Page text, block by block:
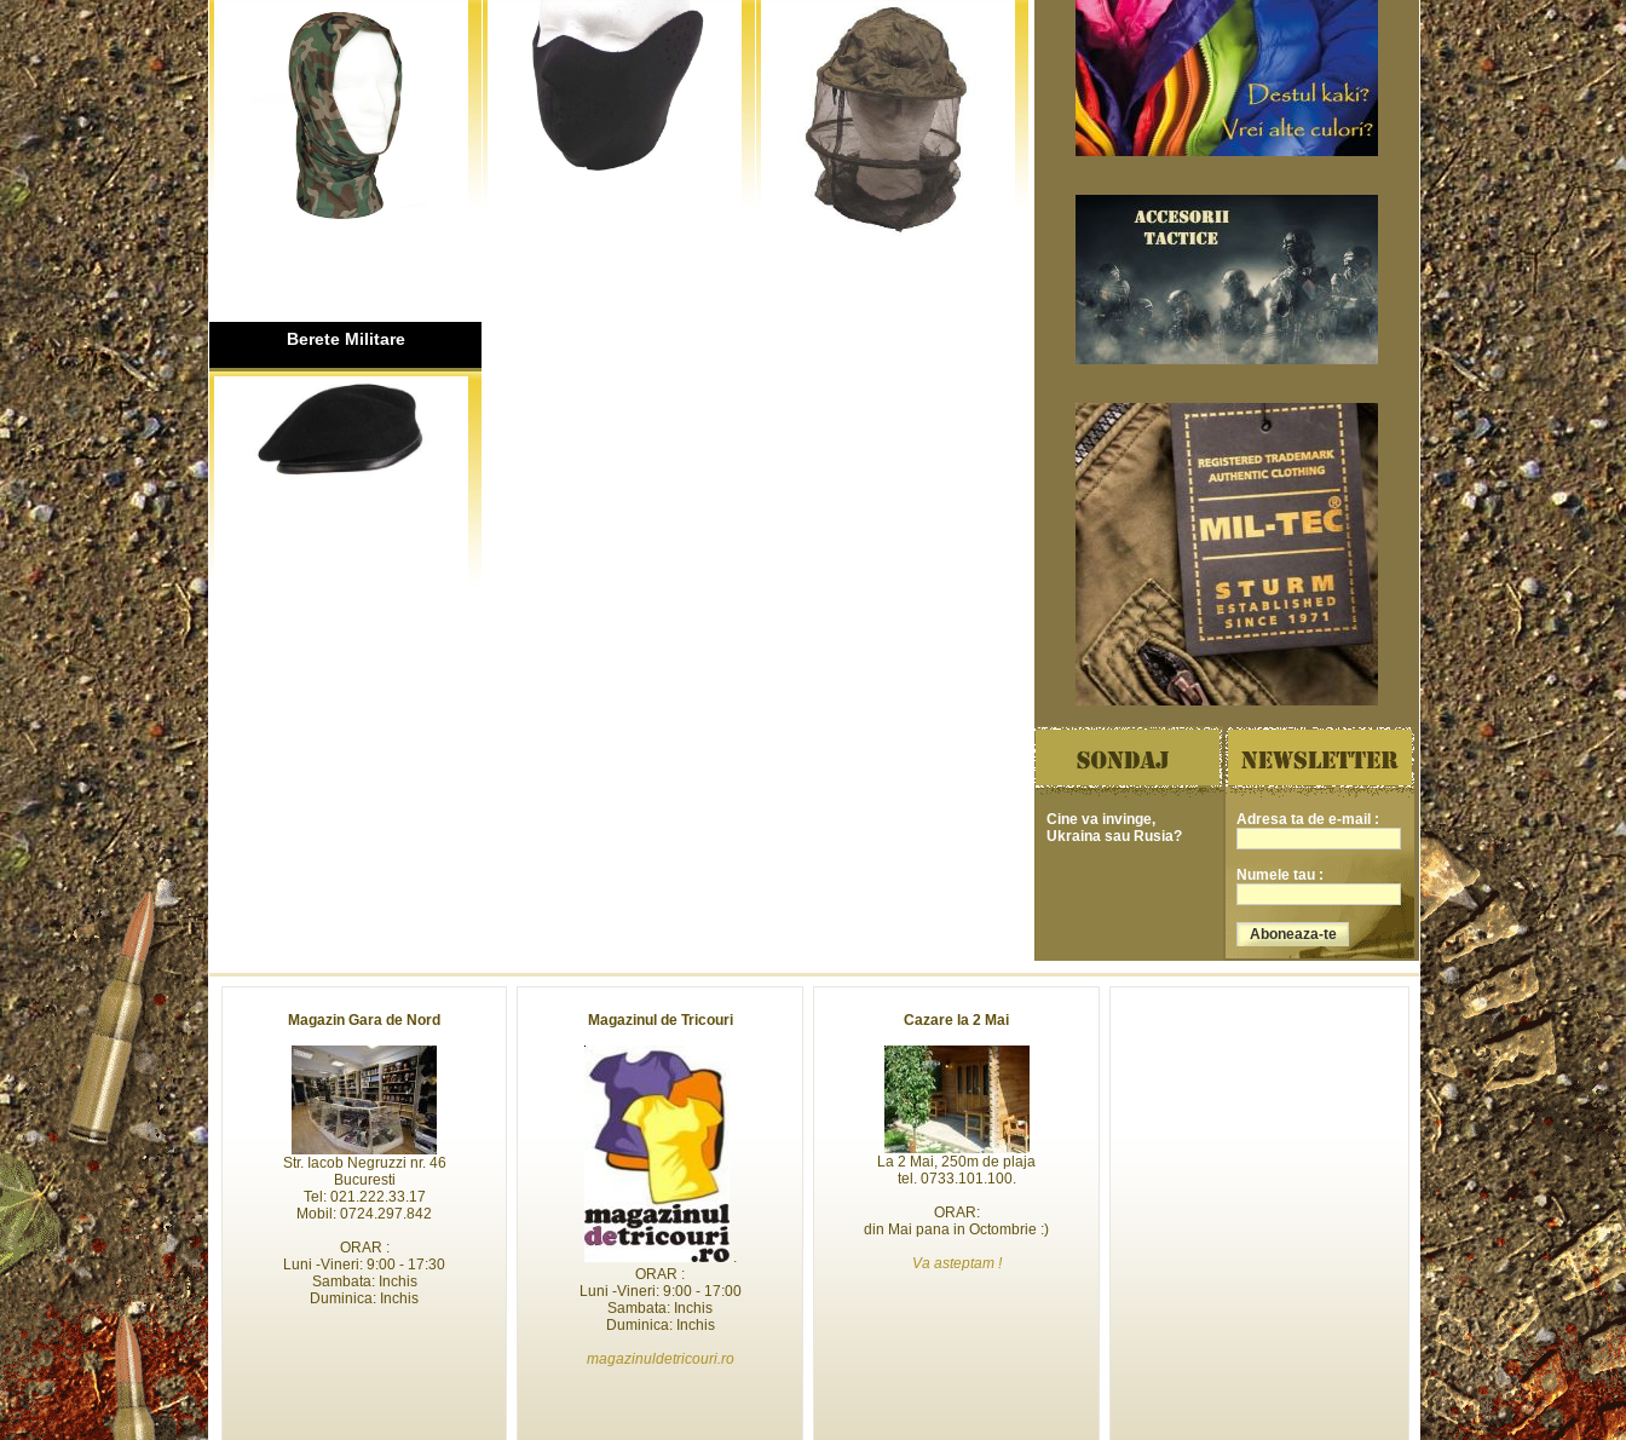
Berete Militare
Cine va invinge,
Ukraina sau Rusia?
Adresa ta de e-mail :
Numele tau :
Magazin Gara de Nord
Str. Iacob Negruzzi nr. 46
Bucuresti
Tel: 021.222.33.17
Mobil: 0724.297.842
ORAR :
Luni -Vineri: 9:00 - 17:30
Sambata: Inchis
Duminica: Inchis
Magazinul de Tricouri
.
ORAR :
Luni -Vineri: 9:00 - 17:00
Sambata: Inchis
Duminica: Inchis
magazinuldetricouri.ro
Cazare la 2 Mai
La 2 Mai, 250m de plaja
tel. 0733.101.100.
ORAR:
din Mai pana in Octombrie :)
Va asteptam !